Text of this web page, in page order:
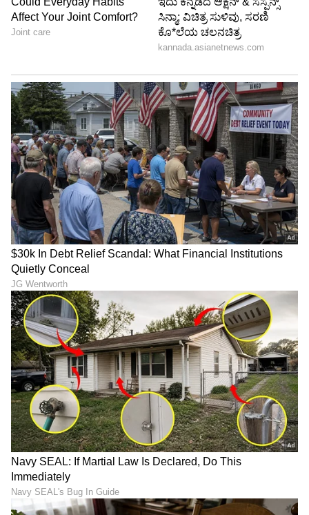
ಹಲವು ದಿನಗಳವರೆಗೆ ನಿರಂತರವಾಗಿ ಸೀನು ಬರುತ್ತಿದ್ದರೆ ಮತ್ತು
ಅದರ ಜೊತೆಗೆ ಮೂಗು ಸೋರುವಿಕೆ, ಕಣ್ಣುಗಳಲ್ಲಿ ತುರಿಕೆ
ಅಥವಾ ಉಸಿರಾಟದ ತೊಂದರೆ ಇದ್ದರೆ, ಅದು ಅಲರ್ಜಿಯ
ಸಂಕೇತವಾಗಿರಬಹುದು. ಸೀನಿನ ಜೊತೆಗೆ ತೀವ್ರ ಜ್ವರ, ಮೈಕೈ
ನೋವು ಮತ್ತು ಗಂಟಲು ಸೋಂಕು ಇದ್ದರೆ, ಅದು ವೈರಲ್
ಕಾಯಿಲೆಯ ಕಾರಣವಾಗಿರಬಹುದು. ದೀರ್ಘಕಾಲದವರೆಗೆ
ಸೀನು ಬರುತ್ತಿದ್ದರೆ ವೈದ್ಯರನ್ನು ಸಂಪರ್ಕಿಸಿ.
Image Credit :Getty
ಸೀನು ಬಂದಾಗ ಏನು ಮಾಡಬೇಕು?
ಕರವಸ್ತ್ರ ಅಥವಾ ಟಿಶ್ಯೂನಿಂದ ಮೂಗು ಮತ್ತು ಬಾಯಿಯನ್ನು
ಮುಚ್ಚಿಕೊಳ್ಳಿ. ಬಳಸಿದ ಟಿಶ್ಯೂವನ್ನು ಎಸೆಯಿರಿ. ಕೈಗಳನ್ನು
ಸಾಬೂನಿನಿಂದ ಚೆನ್ನಾಗಿ ತೊಳೆಯಿರಿ ಅಥವಾ ಸ್ಯಾನಿಟೈಸರ್
ಬಳಸಿ. ಅಲರ್ಜಿ ಇದ್ದರೆ ಧೂಳು, ಹೊಗೆ ಮತ್ತು ಅಲರ್ಜಿ
ಉಂಟುಮಾಡುವ ವಸ್ತುಗಳಿಂದ ದೂರವಿರಿ. ಸಾಕಷ್ಟು ನೀರು
ಕುಡಿಯಿರಿ ಮತ್ತು ಅಗತ್ಯವಿದ್ದರೆ ವೈದ್ಯರ ಸಲಹೆ ಪಡೆಯಿರಿ.